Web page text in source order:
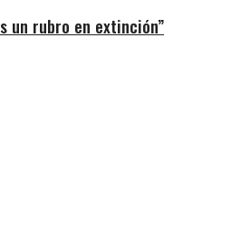
un rubro en extinción”